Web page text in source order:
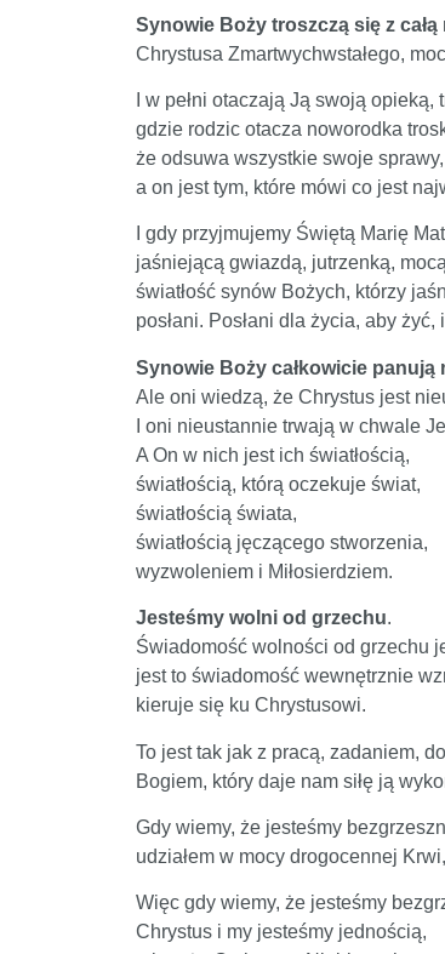
Synowie Boży troszczą się z
Chrystusa Zmartwychwstałego,
I w pełni otaczają Ją swoją
gdzie rodzic otacza noworodka
że odsuwa wszystkie swoje sprawy,
a on jest tym, które mówi co jest
I gdy przyjmujemy Świętą Marię
jaśniejącą gwiazdą, jutrzenką,
światłość synów Bożych, którzy
posłani. Posłani dla życia, aby
Synowie Boży całkowicie panują
Ale oni wiedzą, że Chrystus jest
I oni nieustannie trwają w chwale
A On w nich jest ich światłością,
światłością, którą oczekuje świat,
światłością świata,
światłością jęczącego stworzenia,
wyzwoleniem i Miłosierdziem.
Jesteśmy wolni od grzechu.
Świadomość wolności od grzechu
jest to świadomość wewnętrznie
kieruje się ku Chrystusowi.
To jest tak jak z pracą, zadaniem,
Bogiem, który daje nam siłę ją
Gdy wiemy, że jesteśmy
udziałem w mocy drogocennej
Więc gdy wiemy, że jesteśmy
Chrystus i my jesteśmy jednością,